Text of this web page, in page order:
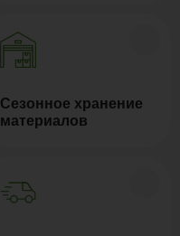
Сезонное хранение
материалов